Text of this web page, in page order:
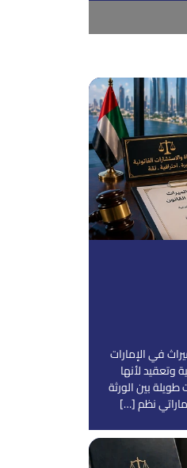
في الإمارات
وتعقيد لأنها
بين الورثة
نظم […]